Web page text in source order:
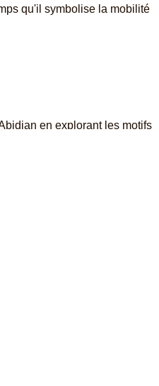
qu'il symbolise la mobilité
en explorant les motifs